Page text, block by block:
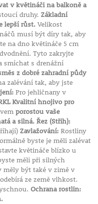
v květináči na balkoně a
druhy. Základní
lepší růst.Velikost
musí být díry tak, aby
na dno květináče 5 cm
Tyto zakryjte
smíchat s drenážní
z dobré zahradní půdy
zalévání tak, aby jste
Pro jehličnany v
Kvalitní hnojivo pro
porostou vaše
a silná. Řez (Střih):
Zavlažování:Rostliny
byste je měli zalévat
květináče blízko u
měli při silných
měly být také v zimě v
ze země vlhkost.
Ochrana rostlin: